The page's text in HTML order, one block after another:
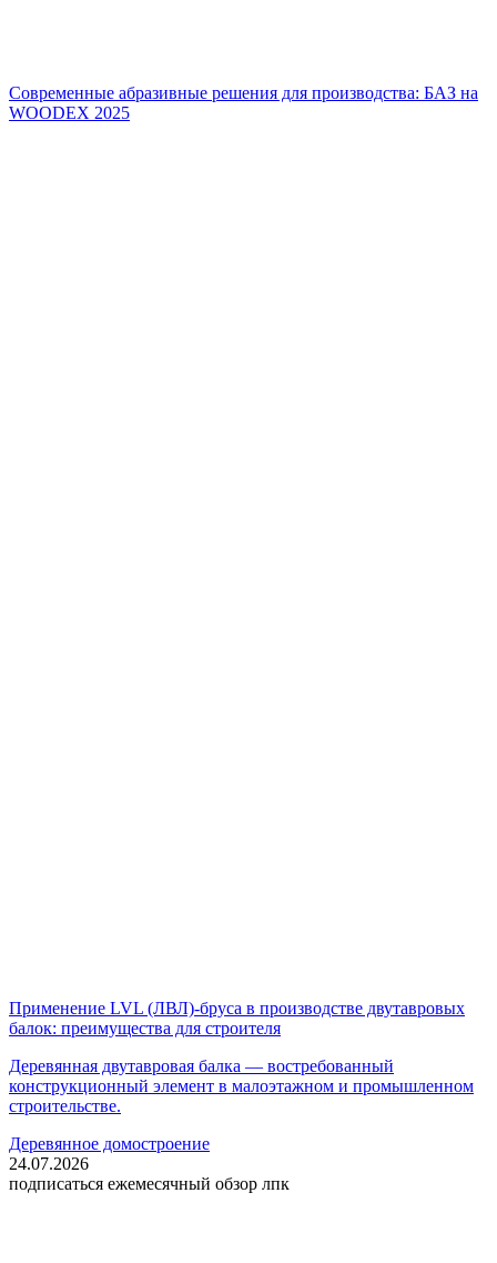
Современные абразивные решения для производства: БАЗ на
WOODEX 2025
Применение LVL (ЛВЛ)-бруса в производстве двутавровых
балок: преимущества для строителя
Деревянная двутавровая балка — востребованный
конструкционный элемент в малоэтажном и промышленном
строительстве.
Деревянное домостроение
24.07.2026
подписаться ежемесячный обзор лпк